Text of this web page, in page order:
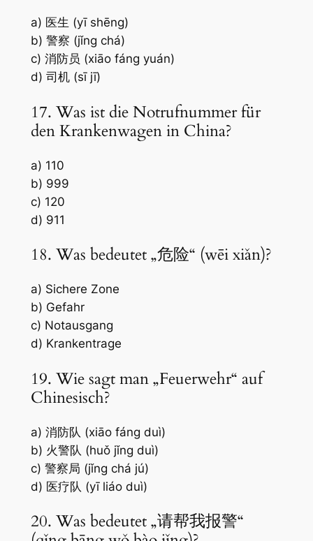
a) 医生 (yī shēng)
b) 警察 (jǐng chá)
c) 消防员 (xiāo fáng yuán)
d) 司机 (sī jī)
17. Was ist die Notrufnummer für
den Krankenwagen in China?
a) 110
b) 999
c) 120
d) 911
18. Was bedeutet „危险“ (wēi xiǎn)?
a) Sichere Zone
b) Gefahr
c) Notausgang
d) Krankentrage
19. Wie sagt man „Feuerwehr“ auf
Chinesisch?
a) 消防队 (xiāo fáng duì)
b) 火警队 (huǒ jǐng duì)
c) 警察局 (jǐng chá jú)
d) 医疗队 (yī liáo duì)
20. Was bedeutet „请帮我报警“